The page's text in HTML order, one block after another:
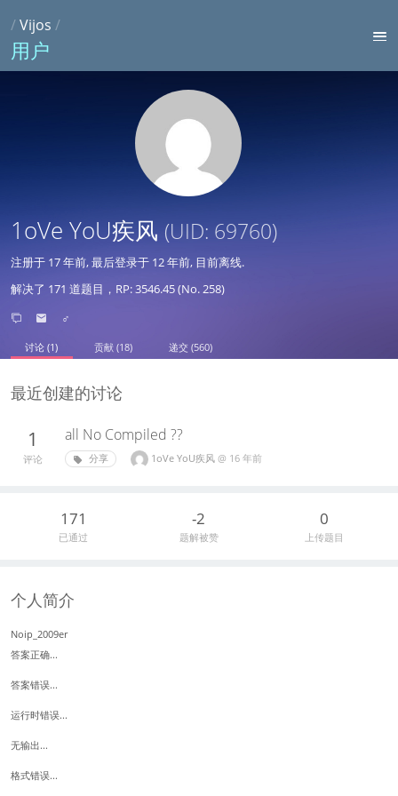
/Vijos /
用户
1oVe YoU疾风 (UID: 69760)
注册于 17 年前, 最后登录于 12 年前, 目前离线.
解决了 171 道题目，RP: 3546.45 (No. 258)
♂
讨论 (1) 贡献 (18) 递交 (560)
最近创建的讨论
1
评论
all No Compiled ??
分享 1oVe YoU疾风 @ 16 年前
171
已通过
-2
题解被赞
0
上传题目
个人简介
Noip_2009er
答案正确...
答案错误...
运行时错误...
无输出...
格式错误...